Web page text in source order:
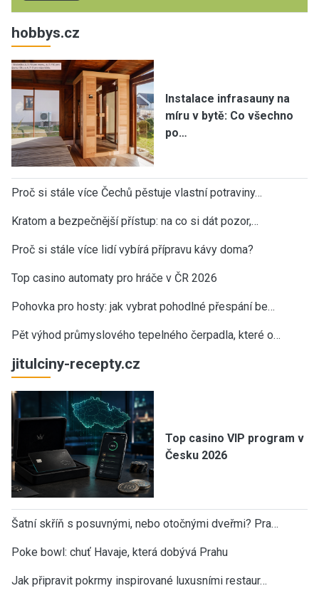
hobbys.cz
Instalace infrasauny na
míru v bytě: Co všechno
po…
Proč si stále více Čechů pěstuje vlastní potraviny…
Kratom a bezpečnější přístup: na co si dát pozor,…
Proč si stále více lidí vybírá přípravu kávy doma?
Top casino automaty pro hráče v ČR 2026
Pohovka pro hosty: jak vybrat pohodlné přespání be…
Pět výhod průmyslového tepelného čerpadla, které o…
jitulciny-recepty.cz
Top casino VIP program v
Česku 2026
Šatní skříň s posuvnými, nebo otočnými dveřmi? Pra…
Poke bowl: chuť Havaje, která dobývá Prahu
Jak připravit pokrmy inspirované luxusními restaur…